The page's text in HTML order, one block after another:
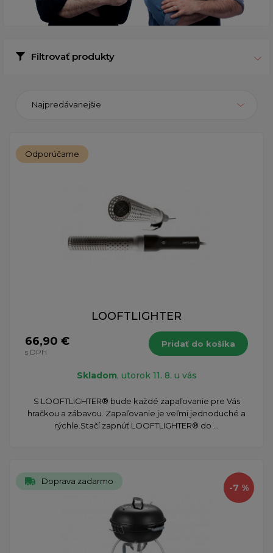
Filtrovať produkty
Najpredávanejšie
Odporúčame
LOOFTLIGHTER
66,90 €
s DPH
Pridať do košíka
Skladom, utorok 11. 8. u vás
S LOOFTLIGHTER® bude každé zapaľovanie pre Vás
hračkou a zábavou. Zapaľovanie je veľmi jednoduché a
rýchle.Stačí zapnúť LOOFTLIGHTER® do ...
-7 %
Doprava zadarmo